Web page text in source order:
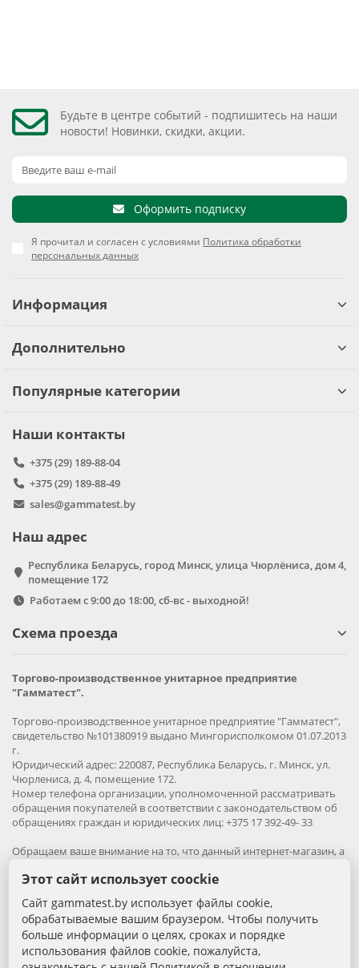
Будьте в центре событий - подпишитесь на наши
новости! Новинки, скидки, акции.
Оформить подписку
Я прочитал и согласен с условиями Политика обработки
персональных данных
Информация
Дополнительно
Популярные категории
Наши контакты
+375 (29) 189-88-04
+375 (29) 189-88-49
sales@gammatest.by
Наш адрес
Республика Беларусь, город Минск, улица Чюрлёниса, дом 4,
помещение 172
Работаем с 9:00 до 18:00, сб-вс - выходной!
Схема проезда
Торгово-производственное унитарное предприятие
"Гамматест".
Торгово-производственное унитарное предприятие "Гамматест",
свидетельство №101380919 выдано Мингорисполкомом 01.07.2013
г.
Юридический адрес: 220087, Республика Беларусь, г. Минск, ул.
Чюрлениса, д. 4, помещение 172.
Номер телефона организации, уполномоченной рассматривать
обращения покупателей в соответствии с законодательством об
обращениях граждан и юридических лиц: +375 17 392-49- 33
Обращаем ваше внимание на то, что данный интернет-магазин, а
нём, носит исключительно информационный характер и ни при
Вся информация на сайте – собственность интернет-магазина
gammatest.by. Все права защищены.
Публикация информации с сайта без разрешения
Этот сайт использует coockie
Сайт gammatest.by использует файлы cookie,
обрабатываемые вашим браузером. Чтобы получить
больше информации о целях, сроках и порядке
использования файлов cookie, пожалуйста,